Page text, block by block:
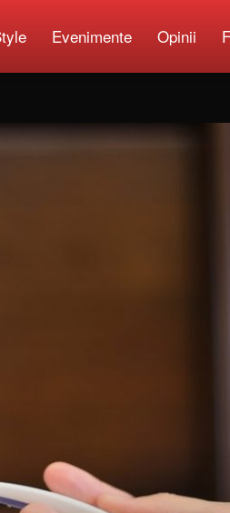
Evenimente Opinii